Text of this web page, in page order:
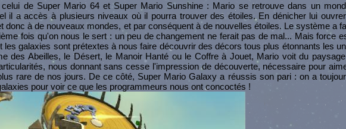
de Super Mario 64 et Super Mario Sunshine : Mario se retrouve dans un
il a accès à plusieurs niveaux où il pourra trouver des étoiles. En dénicher lui
donc à de nouveaux mondes, et par conséquent à de nouvelles étoiles. Le système a
fois qu'on nous le sert : un peu de changement ne ferait pas de mal... Mais force
galaxies sont prétextes à nous faire découvrir des décors tous plus étonnants les
des Abeilles, le Désert, le Manoir Hanté ou le Coffre à Jouet, Mario voit du
nous donnant sans cesse l'impression de découverte, nécessaire pour
rare de nos jours. De ce côté, Super Mario Galaxy a réussis son pari : on a
pour voir ce que les programmeurs nous ont concoctés !